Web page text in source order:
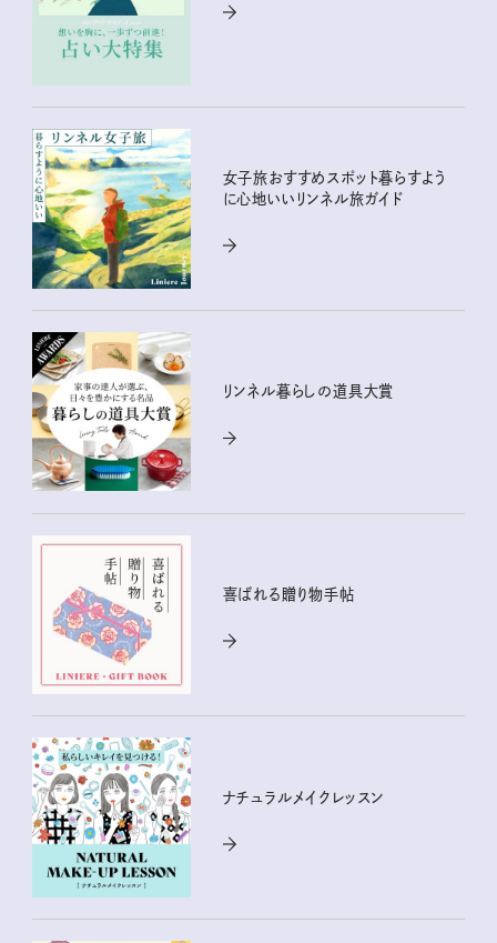
女子旅おすすめスポット暮らすよう
に心地いいリンネル旅ガイド
リンネル暮らしの道具大賞
喜ばれる贈り物手帖
ナチュラルメイクレッスン